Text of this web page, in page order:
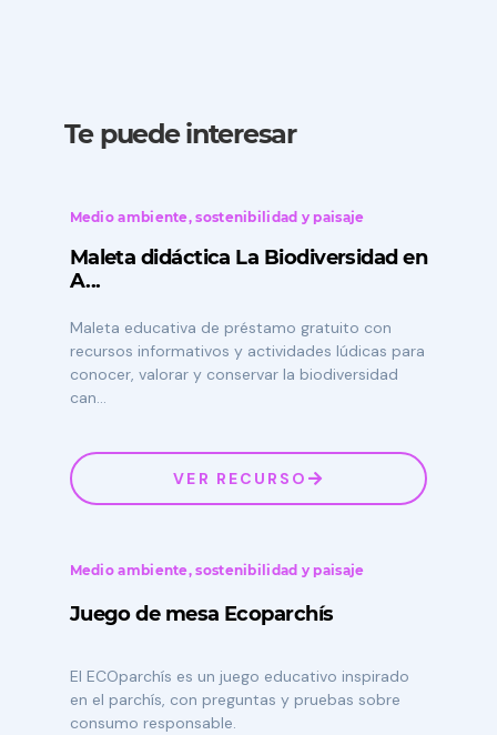
Te puede interesar
Medio ambiente, sostenibilidad y paisaje
Maleta didáctica La Biodiversidad en
A...
Maleta educativa de préstamo gratuito con
recursos informativos y actividades lúdicas para
conocer, valorar y conservar la biodiversidad
can...
VER RECURSO
Medio ambiente, sostenibilidad y paisaje
Juego de mesa Ecoparchís
El ECOparchís es un juego educativo inspirado
en el parchís, con preguntas y pruebas sobre
consumo responsable.